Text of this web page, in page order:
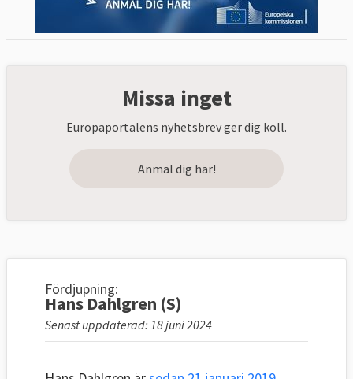
Missa inget
Europaportalens nyhetsbrev ger dig koll.
Anmäl dig här!
Fördjupning:
Hans Dahlgren (S)
Senast uppdaterad: 18 juni 2024